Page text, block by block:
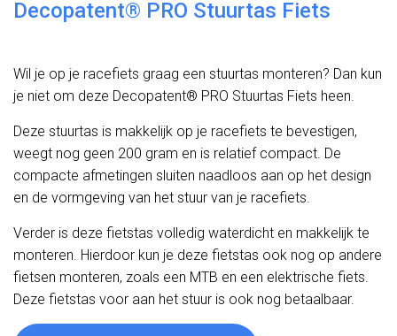
Decopatent® PRO Stuurtas Fiets
Wil je op je racefiets graag een stuurtas monteren? Dan kun
je niet om deze Decopatent® PRO Stuurtas Fiets heen.
Deze stuurtas is makkelijk op je racefiets te bevestigen,
weegt nog geen 200 gram en is relatief compact. De
compacte afmetingen sluiten naadloos aan op het design
en de vormgeving van het stuur van je racefiets.
Verder is deze fietstas volledig waterdicht en makkelijk te
monteren. Hierdoor kun je deze fietstas ook nog op andere
fietsen monteren, zoals een MTB en een elektrische fiets.
Deze fietstas voor aan het stuur is ook nog betaalbaar.